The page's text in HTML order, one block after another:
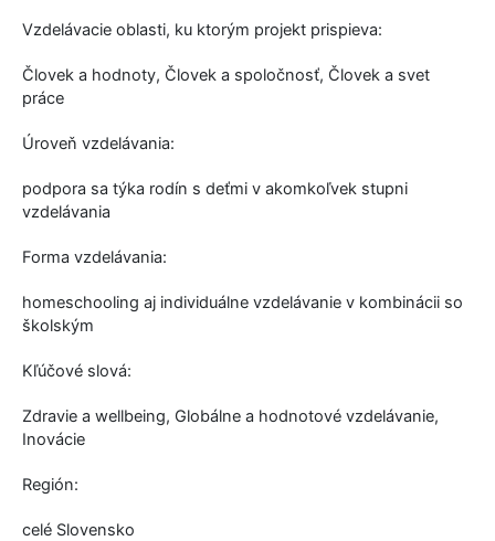
Vzdelávacie oblasti, ku ktorým projekt prispieva:
Človek a hodnoty, Človek a spoločnosť, Človek a svet
práce
Úroveň vzdelávania:
podpora sa týka rodín s deťmi v akomkoľvek stupni
vzdelávania
Forma vzdelávania:
homeschooling aj individuálne vzdelávanie v kombinácii so
školským
Kľúčové slová:
Zdravie a wellbeing, Globálne a hodnotové vzdelávanie,
Inovácie
Región:
celé Slovensko